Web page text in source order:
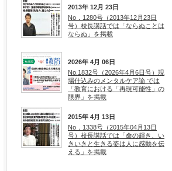
2013年 12月 23日
No．1280号（2013年12月23日
号）校長講話では「ならぬことは
ならぬ」を掲載
2026年 4月 06日
No.1832号（2026年4月6日号）現
場仕込みのメンタルケア論 では
「教育における「再現可能性」の
限界」を掲載
2015年 4月 13日
No．1338号（2015年04月13日
号）校長講話では「命の輝き、い
きいきと生きる姿は人に感動を伝
える」を掲載